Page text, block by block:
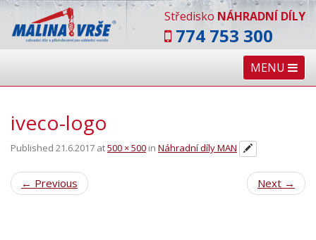
Středisko NÁHRADNÍ DÍLY
774 753 300
MENU
iveco-logo
Published 21.6.2017 at500 × 500 in Náhradní díly MAN
← Previous Next →